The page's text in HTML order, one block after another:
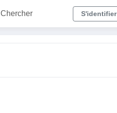
Chercher S'identifier